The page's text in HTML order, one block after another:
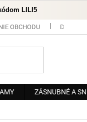
LILI5
OBCHODU
ZÁSNUBNÉ A